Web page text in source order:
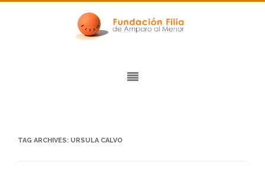
TAG ARCHIVES: URSULA CALVO